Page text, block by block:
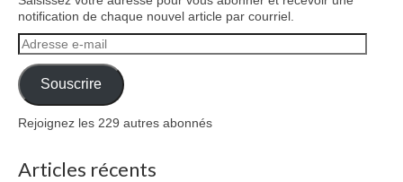
notification de chaque nouvel article par courriel.
Adresse
e-
mail
Souscrire
Rejoignez les 229 autres abonnés
Articles récents